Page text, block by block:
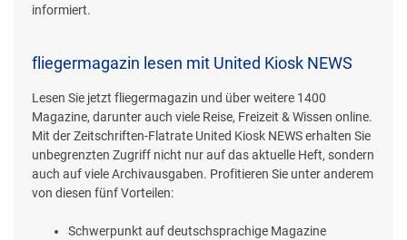
informiert.
fliegermagazin lesen mit United Kiosk NEWS
Lesen Sie jetzt fliegermagazin und über weitere 1400
Magazine, darunter auch viele Reise, Freizeit & Wissen online.
Mit der Zeitschriften-Flatrate United Kiosk NEWS erhalten Sie
unbegrenzten Zugriff nicht nur auf das aktuelle Heft, sondern
auch auf viele Archivausgaben. Profitieren Sie unter anderem
von diesen fünf Vorteilen:
Schwerpunkt auf deutschsprachige Magazine